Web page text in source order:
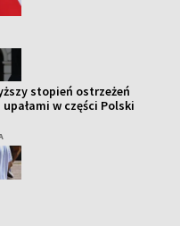
stopień ostrzeżeń
upałami w części Polski